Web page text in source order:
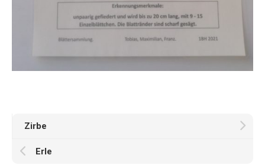
Zirbe
Erle